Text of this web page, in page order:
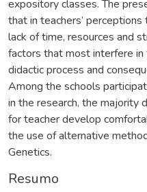
expository classes. The
that in teachers’ perceptions
lack of time, resources and
factors that most interfere in
didactic process and
Among the schools
in the research, the majority
for teacher develop
the use of alternative
Genetics.
Resumo